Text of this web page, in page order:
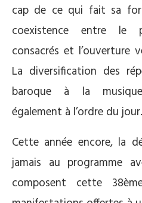
cap de ce qui fait sa
coexistence entre le
consacrés et l’ouverture
La diversification des
baroque à la musique
également à l’ordre du jour.
Cette année encore, la
jamais au programme
composent cette